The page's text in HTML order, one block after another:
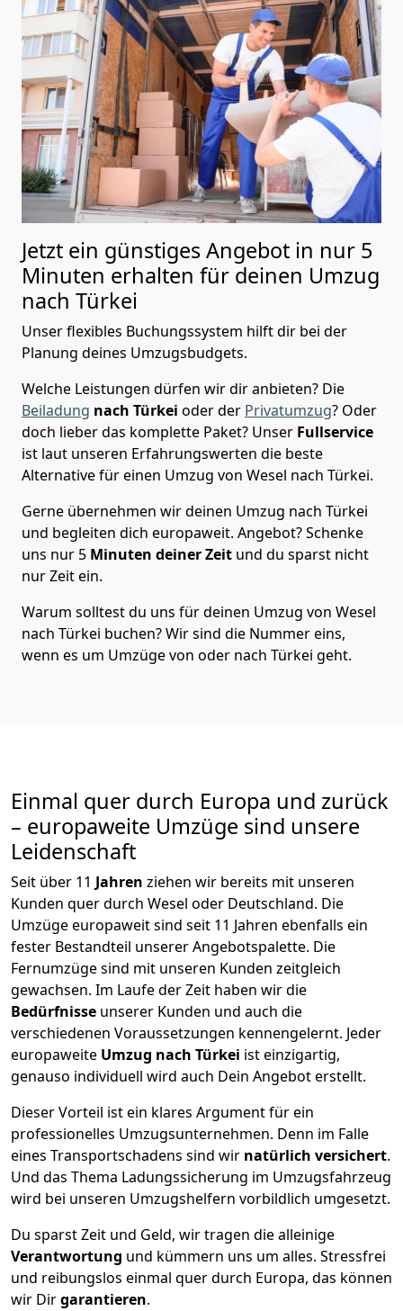
Jetzt ein günstiges Angebot in nur 5
Minuten erhalten für deinen Umzug
nach Türkei
Unser flexibles Buchungssystem hilft dir bei der
Planung deines Umzugsbudgets.
Welche Leistungen dürfen wir dir anbieten? Die
Beiladung nach Türkei oder der Privatumzug? Oder
doch lieber das komplette Paket? Unser Fullservice
ist laut unseren Erfahrungswerten die beste
Alternative für einen Umzug von Wesel nach Türkei.
Gerne übernehmen wir deinen Umzug nach Türkei
und begleiten dich europaweit. Angebot? Schenke
uns nur 5 Minuten deiner Zeit und du sparst nicht
nur Zeit ein.
Warum solltest du uns für deinen Umzug von Wesel
nach Türkei buchen? Wir sind die Nummer eins,
wenn es um Umzüge von oder nach Türkei geht.
Einmal quer durch Europa und zurück
– europaweite Umzüge sind unsere
Leidenschaft
Seit über 11 Jahren ziehen wir bereits mit unseren
Kunden quer durch Wesel oder Deutschland. Die
Umzüge europaweit sind seit 11 Jahren ebenfalls ein
fester Bestandteil unserer Angebotspalette. Die
Fernumzüge sind mit unseren Kunden zeitgleich
gewachsen. Im Laufe der Zeit haben wir die
Bedürfnisse unserer Kunden und auch die
verschiedenen Voraussetzungen kennengelernt. Jeder
europaweite Umzug nach Türkei ist einzigartig,
genauso individuell wird auch Dein Angebot erstellt.
Dieser Vorteil ist ein klares Argument für ein
professionelles Umzugsunternehmen. Denn im Falle
eines Transportschadens sind wir natürlich versichert.
Und das Thema Ladungssicherung im Umzugsfahrzeug
wird bei unseren Umzugshelfern vorbildlich umgesetzt.
Du sparst Zeit und Geld, wir tragen die alleinige
Verantwortung und kümmern uns um alles. Stressfrei
und reibungslos einmal quer durch Europa, das können
wir Dirgarantieren.